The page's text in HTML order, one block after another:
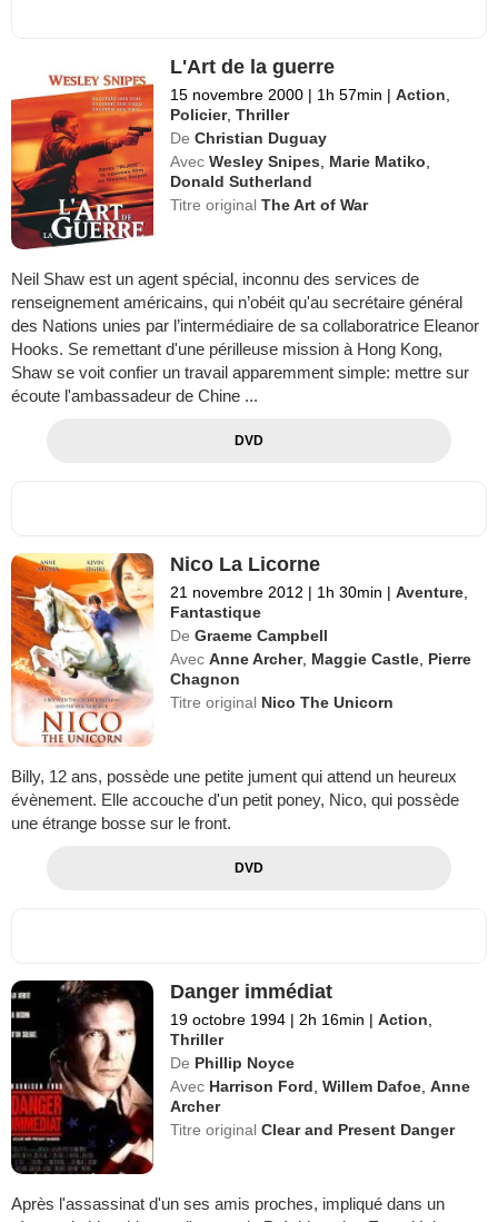
L'Art de la guerre
15 novembre 2000 | 1h 57min | Action
Policier,Thriller
De Christian Duguay
Avec Wesley Snipes Marie Matiko
Donald Sutherland
Titre originalThe Art of War
Neil Shaw est un agent spécial, inconnu des services de
renseignement américains, qui n’obéit qu'au secrétaire général
des Nations unies par l’intermédiaire de sa collaboratrice Eleanor
Hooks. Se remettant d'une périlleuse mission à Hong Kong,
Shaw se voit confier un travail apparemment simple: mettre sur
écoute l'ambassadeur de Chine ...
DVD
Nico La Licorne
21 novembre 2012 | 1h 30min | Aventure
Fantastique
De Graeme Campbell
Avec Anne Archer, Maggie Castle Pierre
Chagnon
Titre original Nico The Unicorn
Billy, 12 ans, possède une petite jument qui attend un heureux
évènement. Elle accouche d'un petit poney, Nico, qui possède
une étrange bosse sur le front.
DVD
Danger immédiat
19 octobre 1994 | 2h 16min | Action
Thriller
De Phillip Noyce
Avec Harrison Ford ,Willem Dafoe ,Anne
Archer
Titre originalClear and Present Danger
Après l'assassinat d'un ses amis proches, impliqué dans un